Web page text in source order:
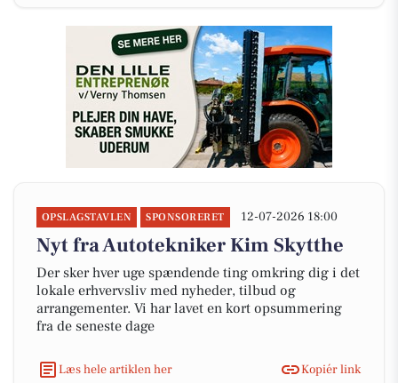
OPSLAGSTAVLEN SPONSORERET 12-07-2026 18:00
Nyt fra Autotekniker Kim Skytthe
Der sker hver uge spændende ting omkring dig i det
lokale erhvervsliv med nyheder, tilbud og
arrangementer. Vi har lavet en kort opsummering
fra de seneste dage
Læs hele artiklen her Kopiér link